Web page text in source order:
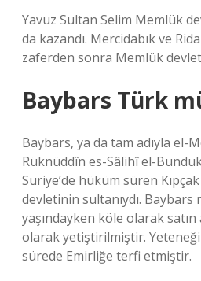
Yavuz Sultan Selim Memlük
da kazandı. Mercidabık ve
zaferden sonra Memlük
Baybars Türk
Baybars, ya da tam adıyla el-
Rüknüddîn es-Sâlihî el-
Suriye’de hüküm süren
devletinin sultanıydı.
yaşındayken köle olarak
olarak yetiştirilmiştir. Yeteneği
sürede Emirliğe terfi etmiştir.